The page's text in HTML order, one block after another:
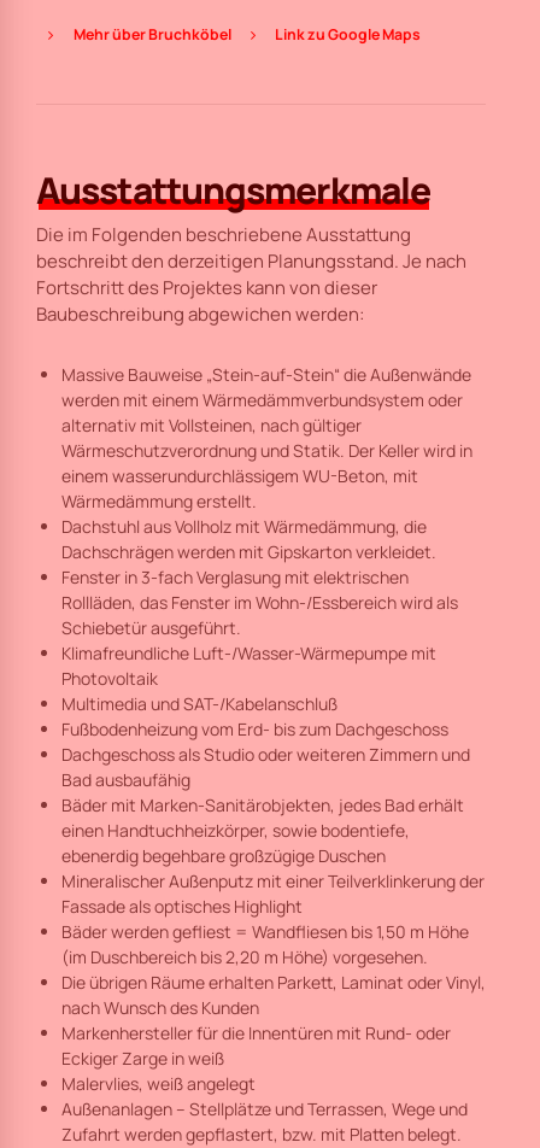
Mehr über Bruchköbel Link zu Google Maps
Ausstattungsmerkmale
Die im Folgenden beschriebene Ausstattung
beschreibt den derzeitigen Planungsstand. Je nach
Fortschritt des Projektes kann von dieser
Baubeschreibung abgewichen werden:
Massive Bauweise „Stein-auf-Stein“ die Außenwände
werden mit einem Wärmedämmverbundsystem oder
alternativ mit Vollsteinen, nach gültiger
Wärmeschutzverordnung und Statik. Der Keller wird in
einem wasserundurchlässigem WU-Beton, mit
Wärmedämmung erstellt.
Dachstuhl aus Vollholz mit Wärmedämmung, die
Dachschrägen werden mit Gipskarton verkleidet.
Fenster in 3-fach Verglasung mit elektrischen
Rollläden, das Fenster im Wohn-/Essbereich wird als
Schiebetür ausgeführt.
Klimafreundliche Luft-/Wasser-Wärmepumpe mit
Photovoltaik
Multimedia und SAT-/Kabelanschluß
Fußbodenheizung vom Erd- bis zum Dachgeschoss
Dachgeschoss als Studio oder weiteren Zimmern und
Bad ausbaufähig
Bäder mit Marken-Sanitärobjekten, jedes Bad erhält
einen Handtuchheizkörper, sowie bodentiefe,
ebenerdig begehbare großzügige Duschen
Mineralischer Außenputz mit einer Teilverklinkerung der
Fassade als optisches Highlight
Bäder werden gefliest = Wandfliesen bis 1,50 m Höhe
(im Duschbereich bis 2,20 m Höhe) vorgesehen.
Die übrigen Räume erhalten Parkett, Laminat oder Vinyl,
nach Wunsch des Kunden
Markenhersteller für die Innentüren mit Rund- oder
Eckiger Zarge in weiß
Malervlies, weiß angelegt
Außenanlagen – Stellplätze und Terrassen, Wege und
Zufahrt werden gepflastert, bzw. mit Platten belegt.